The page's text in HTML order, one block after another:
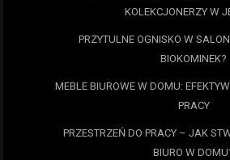
KOLEKCJONERZY W
PRZYTULNE OGNISKO W
BIOKOMINEK?
MEBLE BIUROWE W DOMU:
PRACY
PRZESTRZEŃ DO PRACY – JAK
BIURO W